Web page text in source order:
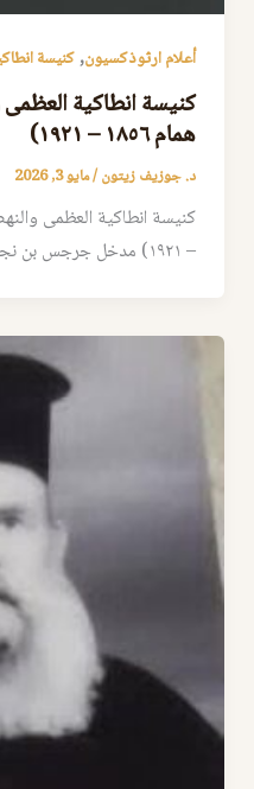
أعلام ارثوذكسيون,كنيسة
كنيسة انطاكية
همام ١٨٥٦ – ١٩٢١)
د. جوزيف زيتون/مايو 3, 2026
– ١٩٢١) مدخل جرجس بن نجم بن همام عطايا صليبا هو كاتب